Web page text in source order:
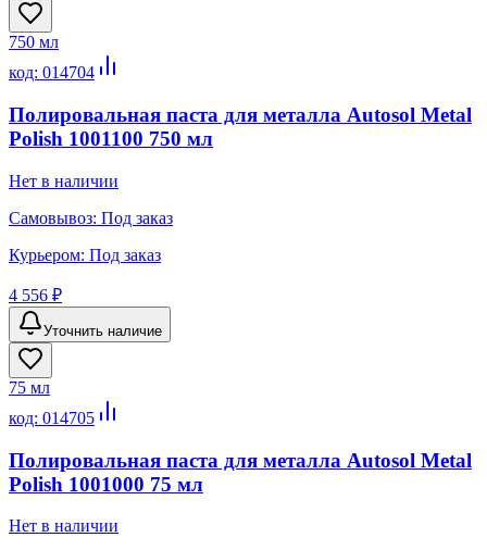
750 мл
код: 014704
Полировальная паста для металла Autosol Metal
Polish 1001100 750 мл
Нет в наличии
Самовывоз: Под заказ
Курьером: Под заказ
4 556 ₽
Уточнить наличие
75 мл
код: 014705
Полировальная паста для металла Autosol Metal
Polish 1001000 75 мл
Нет в наличии